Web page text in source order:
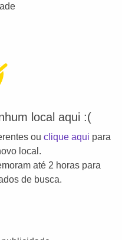
local aqui :(
ou clique aqui para
local.
até 2 horas para
de busca.